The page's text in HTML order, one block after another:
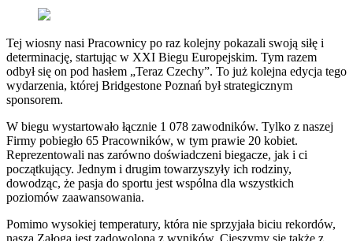
Tej wiosny nasi Pracownicy po raz kolejny pokazali swoją siłę i
determinację, startując w XXI Biegu Europejskim. Tym razem
odbył się on pod hasłem „Teraz Czechy”. To już kolejna edycja tego
wydarzenia, której Bridgestone Poznań był strategicznym
sponsorem.
W biegu wystartowało łącznie 1 078 zawodników. Tylko z naszej
Firmy pobiegło 65 Pracowników, w tym prawie 20 kobiet.
Reprezentowali nas zarówno doświadczeni biegacze, jak i ci
początkujący. Jednym i drugim towarzyszyły ich rodziny,
dowodząc, że pasja do sportu jest wspólna dla wszystkich
poziomów zaawansowania.
Pomimo wysokiej temperatury, która nie sprzyjała biciu rekordów,
nasza Załoga jest zadowolona z wyników. Cieszymy się także z